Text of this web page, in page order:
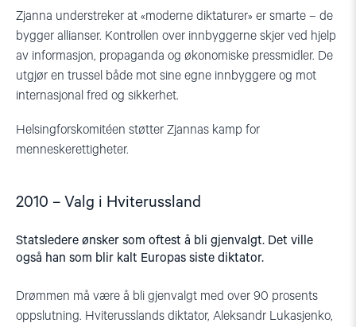
Zjanna understreker at «moderne diktaturer» er smarte – de
bygger allianser. Kontrollen over innbyggerne skjer ved hjelp
av informasjon, propaganda og økonomiske pressmidler. De
utgjør en trussel både mot sine egne innbyggere og mot
internasjonal fred og sikkerhet.
Helsingforskomitéen støtter Zjannas kamp for
menneskerettigheter.
2010 – Valg i Hviterussland
Statsledere ønsker som oftest å bli gjenvalgt. Det ville
også han som blir kalt Europas siste diktator.
Drømmen må være å bli gjenvalgt med over 90 prosents
oppslutning. Hviterusslands diktator, Aleksandr Lukasjenko,